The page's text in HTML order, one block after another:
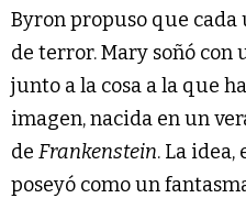
Byron propuso que
de terror. Mary soñó
junto a la cosa a la que
imagen, nacida en un
de Frankenstein. La idea,
poseyó como un